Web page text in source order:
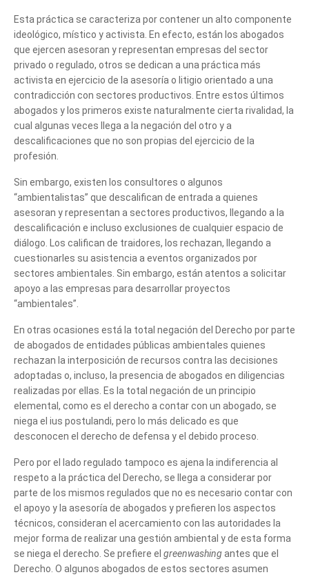
Cuéntanos, ¿Cómo
te podemos ayudar?
Esta práctica se caracteriza por contener un alto componente
ideológico, místico y activista. En efecto, están los abogados
que ejercen asesoran y representan empresas del sector
privado o regulado, otros se dedican a una práctica más
activista en ejercicio de la asesoría o litigio orientado a una
contradicción con sectores productivos. Entre estos últimos
abogados y los primeros existe naturalmente cierta rivalidad, la
cual algunas veces llega a la negación del otro y a
descalificaciones que no son propias del ejercicio de la
profesión.
Sin embargo, existen los consultores o algunos
“ambientalistas” que descalifican de entrada a quienes
asesoran y representan a sectores productivos, llegando a la
descalificación e incluso exclusiones de cualquier espacio de
diálogo. Los califican de traidores, los rechazan, llegando a
cuestionarles su asistencia a eventos organizados por
sectores ambientales. Sin embargo, están atentos a solicitar
apoyo a las empresas para desarrollar proyectos
“ambientales”.
En otras ocasiones está la total negación del Derecho por parte
de abogados de entidades públicas ambientales quienes
rechazan la interposición de recursos contra las decisiones
adoptadas o, incluso, la presencia de abogados en diligencias
realizadas por ellas. Es la total negación de un principio
elemental, como es el derecho a contar con un abogado, se
niega el ius postulandi, pero lo más delicado es que
desconocen el derecho de defensa y el debido proceso.
Pero por el lado regulado tampoco es ajena la indiferencia al
respeto a la práctica del Derecho, se llega a considerar por
parte de los mismos regulados que no es necesario contar con
el apoyo y la asesoría de abogados y prefieren los aspectos
técnicos, consideran el acercamiento con las autoridades la
mejor forma de realizar una gestión ambiental y de esta forma
se niega el derecho. Se prefiere el greenwashingantes que el
Derecho. O algunos abogados de estos sectores asumen